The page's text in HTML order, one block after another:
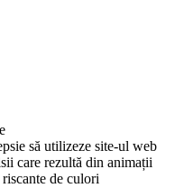
să utilizeze site-ul web
care rezultă din animații
de culori